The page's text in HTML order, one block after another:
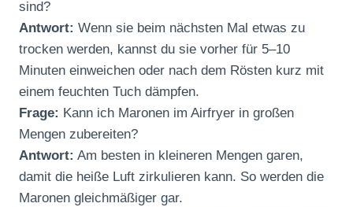
sind?
Antwort: Wenn sie beim nächsten Mal etwas zu
trocken werden, kannst du sie vorher für 5–10
Minuten einweichen oder nach dem Rösten kurz mit
einem feuchten Tuch dämpfen.
Frage: Kann ich Maronen im Airfryer in großen
Mengen zubereiten?
Antwort: Am besten in kleineren Mengen garen,
damit die heiße Luft zirkulieren kann. So werden die
Maronen gleichmäßiger gar.